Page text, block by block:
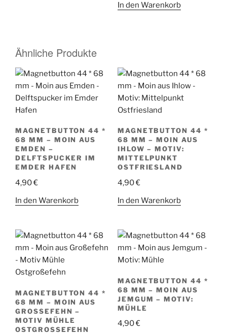
In den Warenkorb
Ähnliche Produkte
MAGNETBUTTON 44 *
68 MM – MOIN AUS
EMDEN –
DELFTSPUCKER IM
EMDER HAFEN
4,90€
In den Warenkorb
MAGNETBUTTON 44 *
68 MM – MOIN AUS
IHLOW – MOTIV:
MITTELPUNKT
OSTFRIESLAND
4,90€
In den Warenkorb
MAGNETBUTTON 44 *
68 MM – MOIN AUS
GROSSEFEHN – M
OTIV MÜHLE O
STGROSSEFEHN
MAGNETBUTTON 44 *
68 MM – MOIN AUS
JEMGUM – MOTIV:
MÜHLE
4,90€